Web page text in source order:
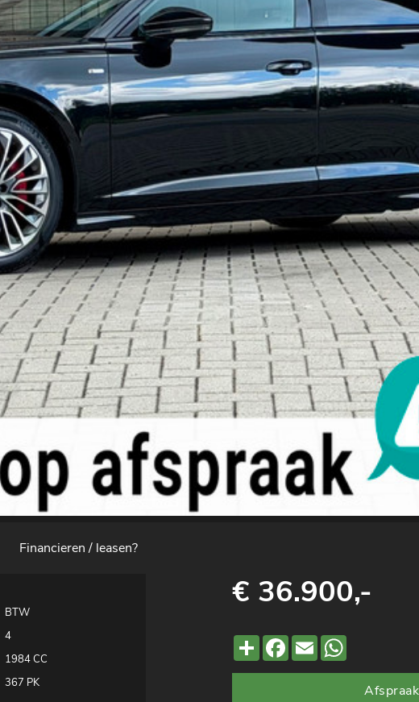
Financieren / leasen?
BTW
4
1984 CC
367 PK
€ 36.900,-
Deel Facebook
Email